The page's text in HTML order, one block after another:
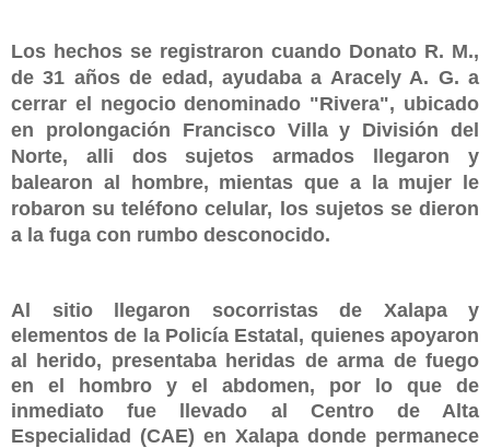
Los hechos se registraron cuando Donato R. M.,
de 31 años de edad, ayudaba a Aracely A. G. a
cerrar el negocio denominado "Rivera", ubicado
en prolongación Francisco Villa y División del
Norte, alli dos sujetos armados llegaron y
balearon al hombre, mientas que a la mujer le
robaron su teléfono celular, los sujetos se dieron
a la fuga con rumbo desconocido.
Al sitio llegaron socorristas de Xalapa y
elementos de la Policía Estatal, quienes apoyaron
al herido, presentaba heridas de arma de fuego
en el hombro y el abdomen, por lo que de
inmediato fue llevado al Centro de Alta
Especialidad (CAE) en Xalapa donde permanece